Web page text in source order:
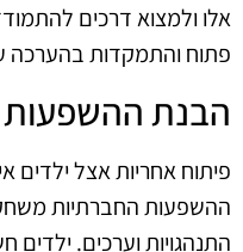
אלו ולמצוא דרכים
פתוח והתמקדות בהערכה
הבנת
פיתוח אחריות אצל
ההשפעות החברתיות
התנהגויות וערכים.